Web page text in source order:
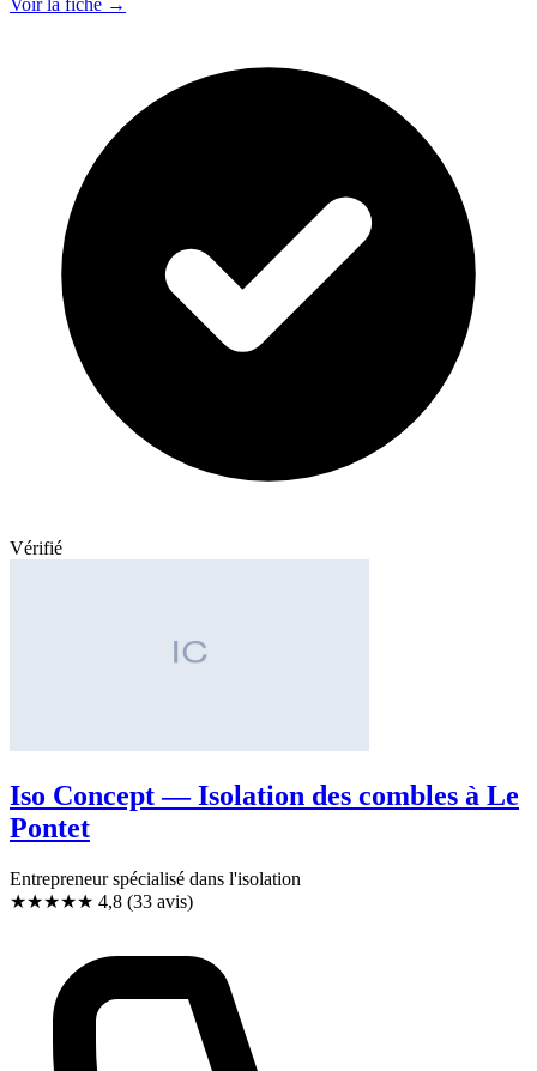
Voir la fiche →
Vérifié
Iso Concept — Isolation des combles à Le
Pontet
Entrepreneur spécialisé dans l'isolation
★★★★★ 4,8 (33 avis)